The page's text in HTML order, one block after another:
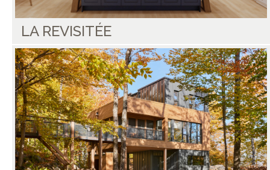
LA REVISITÉE